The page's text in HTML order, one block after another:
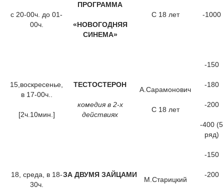
с 20-00ч. до 01-
00ч.
ПРОГРАММА
«НОВОГОДНЯЯ
СИНЕМА»
С 18 лет -1000
15,воскресенье,
в 17-00ч..
[2ч.10мин.]
ТЕСТОСТЕРОН
комедия в 2-х
действиях
А.Сарамонович
С 18 лет
-150
-180
-200
-400 (5
ряд)
18, среда, в 18-
30ч.
ЗА ДВУМЯ ЗАЙЦАМИ
М.Старицкий
-150
-200